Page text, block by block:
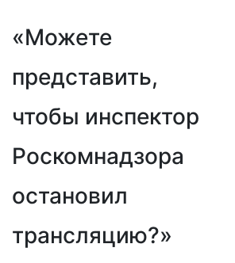
«Можете
представить,
чтобы инспектор
Роскомнадзора
остановил
трансляцию?»